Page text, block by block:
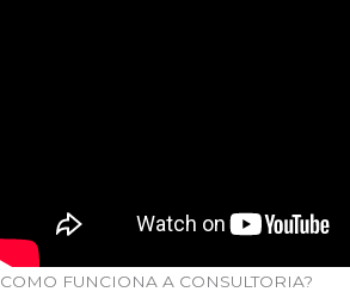
COMO FUNCIONA A CONSULTORIA?